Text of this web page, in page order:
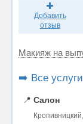
Добавить
отзыв
Макияж на
➡️ Все
📍 Салон